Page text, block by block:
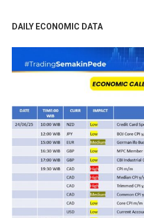
DAILY ECONOMIC DATA